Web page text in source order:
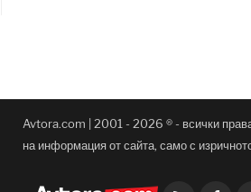
Avtora.com | 2001 - 2026 ® - всички
на информация от сайта, само с